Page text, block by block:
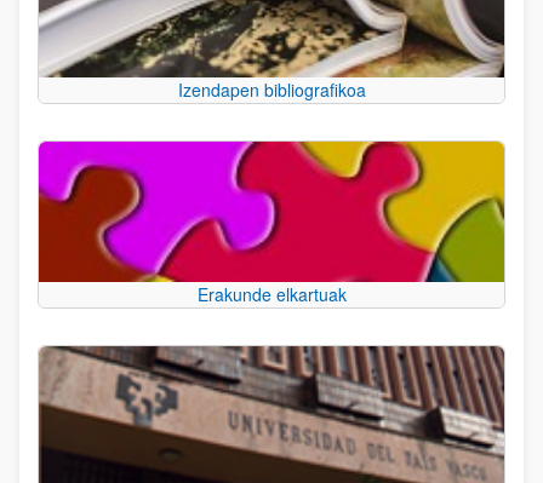
Izendapen bibliografikoa
Erakunde elkartuak